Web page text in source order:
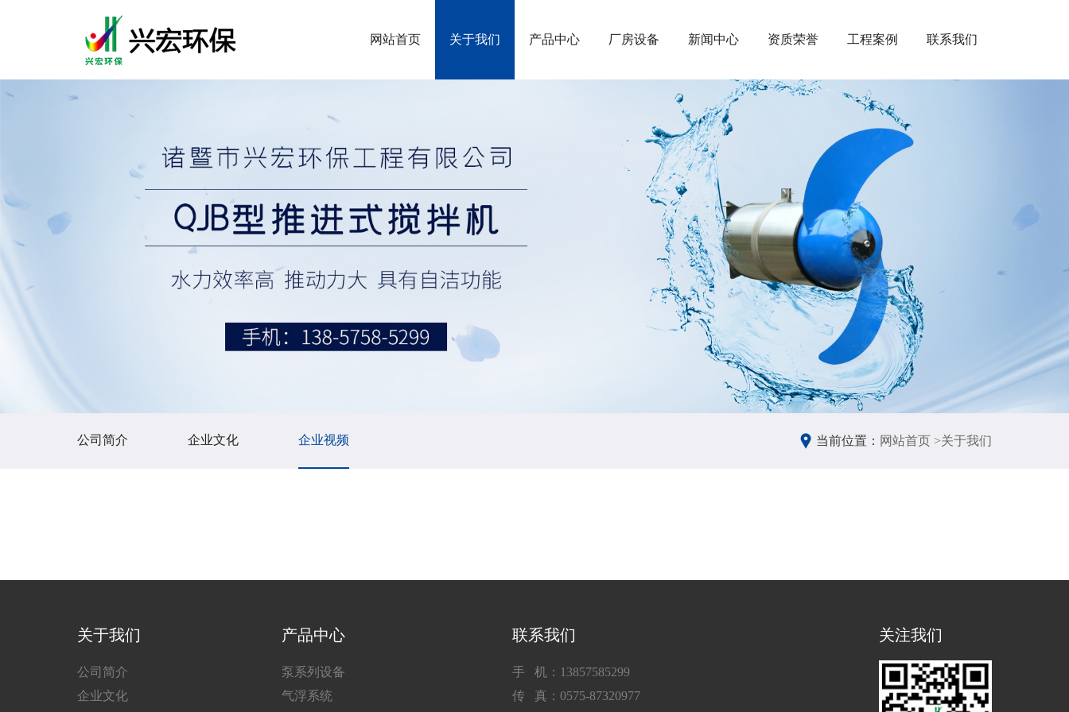
网站首页 关于我们 产品中心 厂房设备 新闻中心 资质荣誉 工程案例 联系我们
当前位置： 网站首页 >关于我们
公司简介 企业文化 企业视频
关于我们
公司简介
企业文化
产品中心
泵系列设备
气浮系统
联系我们
手 机：13857585299
传 真：0575-87320977
关注我们